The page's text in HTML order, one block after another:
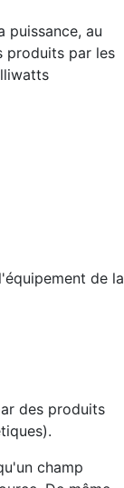
puissance, au
produits par les
de la
des produits
champ